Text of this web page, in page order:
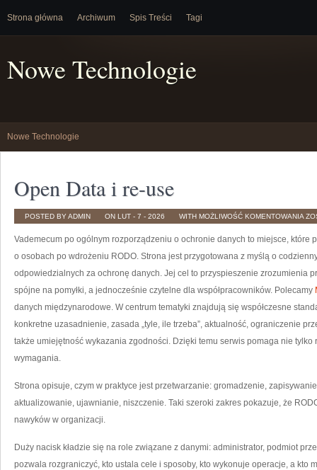
Strona główna Archiwum Spis Treści Tagi
Nowe Technologie
Nowe Technologie
Open Data i re-use
POSTED BY ADMIN ON LUT - 7 - 2026 WITH MOŻLIWOŚĆ KOMENTOWANIA
RE-
Vademecum po ogólnym rozporządzeniu o ochronie danych to miejsce, które
o osobach po wdrożeniu RODO. Strona jest przygotowana z myślą o
odpowiedzialnych za ochronę danych. Jej cel to przyspieszenie zrozumienia
spójne na pomyłki, a jednocześnie czytelne dla współpracowników. Polecamy
danych międzynarodowe. W centrum tematyki znajdują się współczesne
konkretne uzasadnienie, zasada „tyle, ile trzeba”, aktualność, ograniczenie
także umiejętność wykazania zgodności. Dzięki temu serwis pomaga nie
wymagania.
Strona opisuje, czym w praktyce jest przetwarzanie: gromadzenie,
aktualizowanie, ujawnianie, niszczenie. Taki szeroki zakres pokazuje, że
nawyków w organizacji.
Duży nacisk kładzie się na role związane z danymi: administrator, podmiot
pozwala rozgraniczyć, kto ustala cele i sposoby, kto wykonuje operacje, a kto